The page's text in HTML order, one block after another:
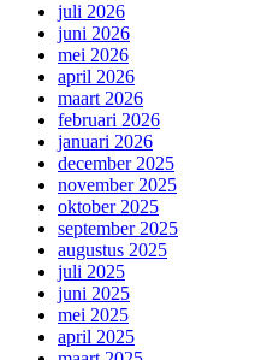
juli 2026
juni 2026
mei 2026
april 2026
maart 2026
februari 2026
januari 2026
december 2025
november 2025
oktober 2025
september 2025
augustus 2025
juli 2025
juni 2025
mei 2025
april 2025